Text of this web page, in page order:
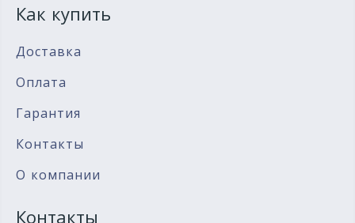
Как купить
Доставка
Оплата
Гарантия
Контакты
О компании
Контакты